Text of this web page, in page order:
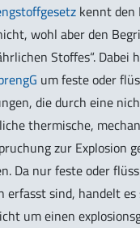
kennt den
wohl aber den
Stoffes“. Dabei
um feste oder
die durch eine
thermische,
zur Explosion
Da nur feste oder
erfasst sind, handelt es
um einen